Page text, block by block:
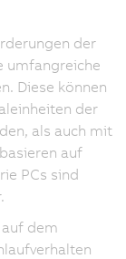
der
umfangreiche
Diese können
der
als auch mit
auf
PCs sind
dem